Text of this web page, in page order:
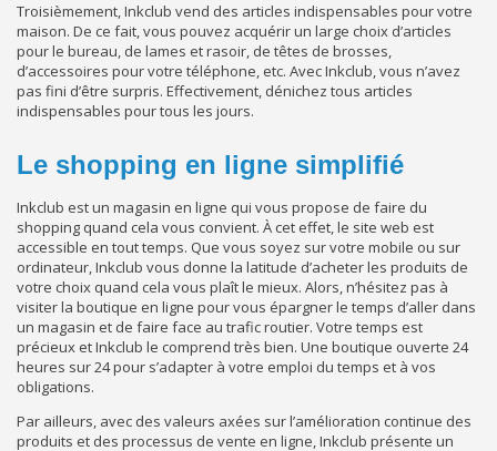
Troisièmement, Inkclub vend des articles indispensables pour votre
maison. De ce fait, vous pouvez acquérir un large choix d’articles
pour le bureau, de lames et rasoir, de têtes de brosses,
d’accessoires pour votre téléphone, etc. Avec Inkclub, vous n’avez
pas fini d’être surpris. Effectivement, dénichez tous articles
indispensables pour tous les jours.
Le shopping en ligne simplifié
Inkclub est un magasin en ligne qui vous propose de faire du
shopping quand cela vous convient. À cet effet, le site web est
accessible en tout temps. Que vous soyez sur votre mobile ou sur
ordinateur, Inkclub vous donne la latitude d’acheter les produits de
votre choix quand cela vous plaît le mieux. Alors, n’hésitez pas à
visiter la boutique en ligne pour vous épargner le temps d’aller dans
un magasin et de faire face au trafic routier. Votre temps est
précieux et Inkclub le comprend très bien. Une boutique ouverte 24
heures sur 24 pour s’adapter à votre emploi du temps et à vos
obligations.
Par ailleurs, avec des valeurs axées sur l’amélioration continue des
produits et des processus de vente en ligne, Inkclub présente un